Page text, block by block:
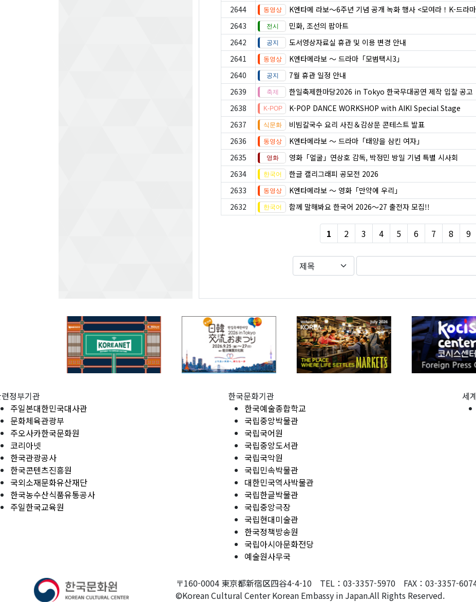
2644
K엔타메 라보～6주년 기념 공개 녹화 행사 <모여라！K-드라
2643
민화, 조선의 팝아트
2642
도서영상자료실 휴관 및 이용 변경 안내
2641
K엔타메라보 ～ 드라마「모범택시3」
2640
7월 휴관 일정 안내
2639
한일축제한마당2026 in Tokyo 한국무대공연 제작 입찰 공고
2638
K-POP DANCE WORKSHOP with AIKI Special Stage
2637
비빔칼국수 요리 사진＆감상문 콘테스트 발표
2636
K엔타메라보 ～ 드라마「태양을 삼킨 여자」
2635
영화「얼굴」연상호 감독, 박정민 방일 기념 특별 시사회
2634
한글 캘리그래피 공모전 2026
2633
K엔타메라보 ～ 영화「만약에 우리」
2632
함께 말해봐요 한국어 2026～27 출전자 모집!!
1 2 3 4 5 6 7 8 9
정부기관
주일본대한민국대사관
문화체육관광부
주오사카한국문화원
코리아넷
한국관광공사
한국콘텐츠진흥원
국외소재문화유산재단
한국농수산식품유통공사
주일한국교육원
한국문화기관
한국예술종합학교
국립중앙박물관
국립국어원
국립중앙도서관
국립국악원
국립민속박물관
대한민국역사박물관
국립한글박물관
국립중앙극장
국립현대미술관
한국정책방송원
국립아시아문화전당
예술원사무국
세
〒160-0004 東京都新宿区四谷4-4-10 TEL：03-3357-5970 FAX：03-3357-
©Korean Cultural Center Korean Embassy in Japan.All Rights Reserved.